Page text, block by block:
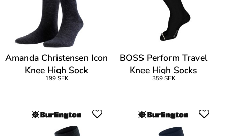
Amanda Christensen Icon
Knee High Sock
199 SEK
BOSS Perform Travel
Knee High Socks
359 SEK